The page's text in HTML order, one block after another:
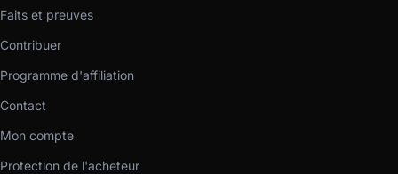
Faits et preuves
Contribuer
Programme d'affiliation
Contact
Mon compte
Protection de l'acheteur